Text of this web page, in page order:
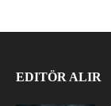
EDITÖR ALIR